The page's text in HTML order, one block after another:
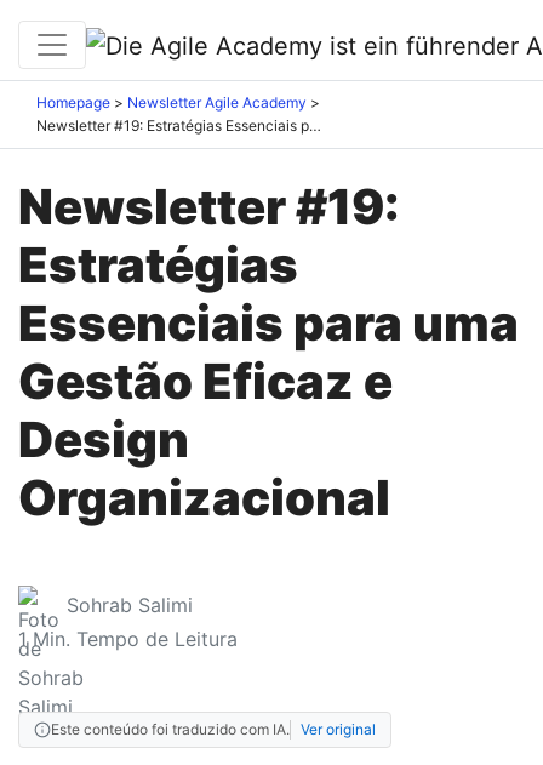
Homepage
Newsletter Agile Academy
Newsletter #19: Estratégias Essenciais para uma Gestão Eficaz e Design Organizacional
Newsletter #19:
Estratégias
Essenciais para uma
Gestão Eficaz e
Design
Organizacional
Sohrab Salimi
1 Min. Tempo de Leitura
Este conteúdo foi traduzido com IA. Ver original